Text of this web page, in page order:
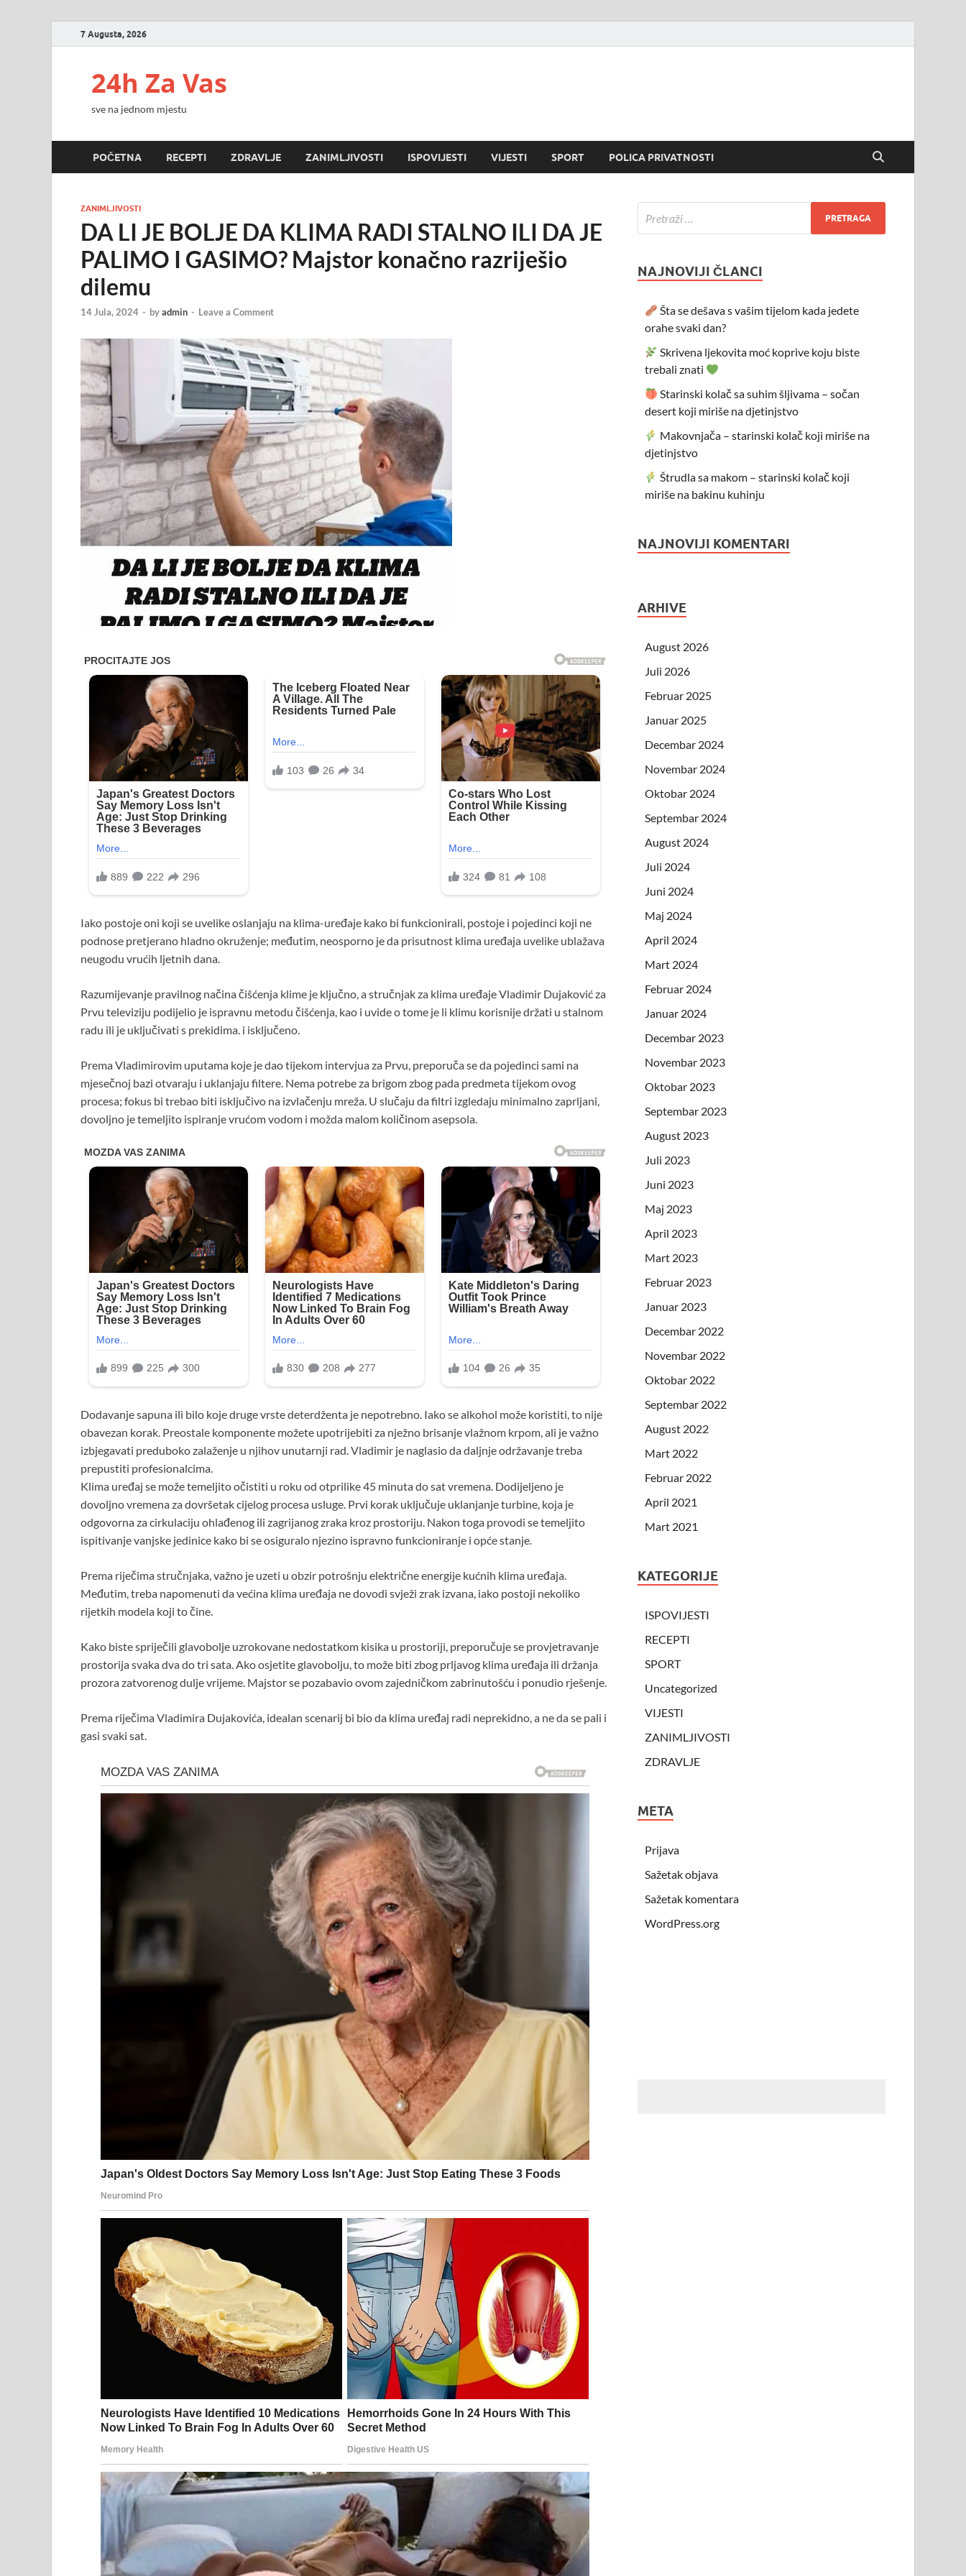
7 Augusta, 2026
24h Za Vas
sve na jednom mjestu
POČETNA RECEPTI ZDRAVLJE ZANIMLJIVOSTI ISPOVIJESTI VIJESTI SPORT POLICA PRIVATNOSTI
ZANIMLJIVOSTI
DA LI JE BOLJE DA KLIMA RADI STALNO ILI DA JE
PALIMO I GASIMO? Majstor konačno razriješio
dilemu
14 Jula, 2024 - byadmin - Leave a Comment
Iako postoje oni koji se uvelike oslanjaju na klima-uređaje kako bi funkcionirali, postoje i pojedinci koji ne
podnose pretjerano hladno okruženje; međutim, neosporno je da prisutnost klima uređaja uvelike ublažava
neugodu vrućih ljetnih dana.
Razumijevanje pravilnog načina čišćenja klime je ključno, a stručnjak za klima uređaje Vladimir Dujaković za
Prvu televiziju podijelio je ispravnu metodu čišćenja, kao i uvide o tome je li klimu korisnije držati u stalnom
radu ili je uključivati ​​s prekidima. i isključeno.
Prema Vladimirovim uputama koje je dao tijekom intervjua za Prvu, preporuča se da pojedinci sami na
mjesečnoj bazi otvaraju i uklanjaju filtere. Nema potrebe za brigom zbog pada predmeta tijekom ovog
procesa; fokus bi trebao biti isključivo na izvlačenju mreža. U slučaju da filtri izgledaju minimalno zaprljani,
dovoljno je temeljito ispiranje vrućom vodom i možda malom količinom asepsola.
Dodavanje sapuna ili bilo koje druge vrste deterdženta je nepotrebno. Iako se alkohol može koristiti, to nije
obavezan korak. Preostale komponente možete upotrijebiti za nježno brisanje vlažnom krpom, ali je važno
izbjegavati preduboko zalaženje u njihov unutarnji rad. Vladimir je naglasio da daljnje održavanje treba
prepustiti profesionalcima.
Klima uređaj se može temeljito očistiti u roku od otprilike 45 minuta do sat vremena. Dodijeljeno je
dovoljno vremena za dovršetak cijelog procesa usluge. Prvi korak uključuje uklanjanje turbine, koja je
odgovorna za cirkulaciju ohlađenog ili zagrijanog zraka kroz prostoriju. Nakon toga provodi se temeljito
ispitivanje vanjske jedinice kako bi se osiguralo njezino ispravno funkcioniranje i opće stanje.
Prema riječima stručnjaka, važno je uzeti u obzir potrošnju električne energije kućnih klima uređaja.
Međutim, treba napomenuti da većina klima uređaja ne dovodi svježi zrak izvana, iako postoji nekoliko
rijetkih modela koji to čine.
Kako biste spriječili glavobolje uzrokovane nedostatkom kisika u prostoriji, preporučuje se provjetravanje
prostorija svaka dva do tri sata. Ako osjetite glavobolju, to može biti zbog prljavog klima uređaja ili držanja
prozora zatvorenog dulje vrijeme. Majstor se pozabavio ovom zajedničkom zabrinutošću i ponudio rješenje.
Prema riječima Vladimira Dujakovića, idealan scenarij bi bio da klima uređaj radi neprekidno, a ne da se pali i
gasi svaki sat.
NAJNOVIJI ČLANCI
Šta se dešava s vašim tijelom kada jedete
orahe svaki dan?
Skrivena ljekovita moć koprive koju biste
trebali znati
Starinski kolač sa suhim šljivama – sočan
desert koji miriše na djetinjstvo
Makovnjača – starinski kolač koji miriše na
djetinjstvo
Štrudla sa makom – starinski kolač koji
miriše na bakinu kuhinju
NAJNOVIJI KOMENTARI
ARHIVE
August 2026
Juli 2026
Februar 2025
Januar 2025
Decembar 2024
Novembar 2024
Oktobar 2024
Septembar 2024
August 2024
Juli 2024
Juni 2024
Maj 2024
April 2024
Mart 2024
Februar 2024
Januar 2024
Decembar 2023
Novembar 2023
Oktobar 2023
Septembar 2023
August 2023
Juli 2023
Juni 2023
Maj 2023
April 2023
Mart 2023
Februar 2023
Januar 2023
Decembar 2022
Novembar 2022
Oktobar 2022
Septembar 2022
August 2022
Mart 2022
Februar 2022
April 2021
Mart 2021
KATEGORIJE
ISPOVIJESTI
RECEPTI
SPORT
Uncategorized
VIJESTI
ZANIMLJIVOSTI
ZDRAVLJE
META
Prijava
Sažetak objava
Sažetak komentara
WordPress.org